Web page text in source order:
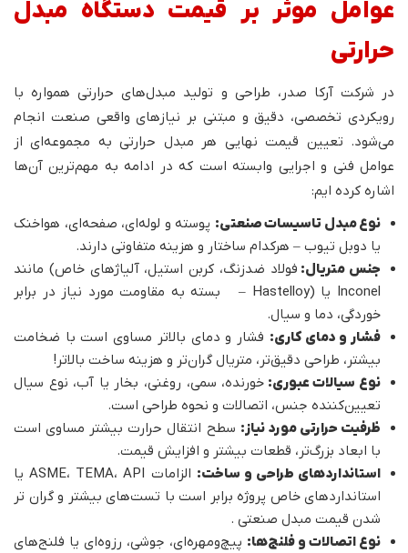
عوامل موثر بر قیمت دستگاه مبدل
حرارتی
در شرکت آرکا صدر، طراحی و تولید مبدل‌های حرارتی همواره با
رویکردی تخصصی، دقیق و مبتنی بر نیازهای واقعی صنعت انجام
می‌شود. تعیین قیمت نهایی هر مبدل حرارتی به مجموعه‌ای از
عوامل فنی و اجرایی وابسته است که در ادامه به مهم‌ترین آن‌ها
اشاره کرده ایم:
نوع مبدل تاسیسات صنعتی: پوسته و لوله‌ای، صفحه‌ای، هواخنک
یا دوبل تیوب – هرکدام ساختار و هزینه متفاوتی دارند.
جنس متریال: فولاد ضدزنگ، کربن استیل، آلیاژهای خاص) مانند
Inconel یا (Hastelloy – بسته به مقاومت مورد نیاز در برابر
خوردگی، دما و سیال.
فشار و دمای کاری: فشار و دمای بالاتر مساوی است با ضخامت
بیشتر، طراحی دقیق‌تر، متریال گران‌تر و هزینه ساخت بالاتر!
نوع سیالات عبوری: خورنده، سمی، روغنی، بخار یا آب، نوع سیال
تعیین‌کننده جنس، اتصالات و نحوه طراحی است.
ظرفیت حرارتی مورد نیاز: سطح انتقال حرارت بیشتر مساوی است
با ابعاد بزرگ‌تر، قطعات بیشتر و افزایش قیمت.
استانداردهای طراحی و ساخت:
الزامات ASME، TEMA، API یا
استانداردهای خاص پروژه برابر است با تست‌های بیشتر و گران تر
شدن قیمت مبدل صنعتی .
نوع اتصالات و فلنج‌ها: پیچ‌ومهره‌ای، جوشی، رزوه‌ای یا فلنج‌های